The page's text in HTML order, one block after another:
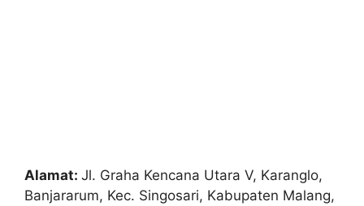
Alamat: Jl. Graha Kencana Utara V, Karanglo,
Banjararum, Kec. Singosari, Kabupaten Malang,